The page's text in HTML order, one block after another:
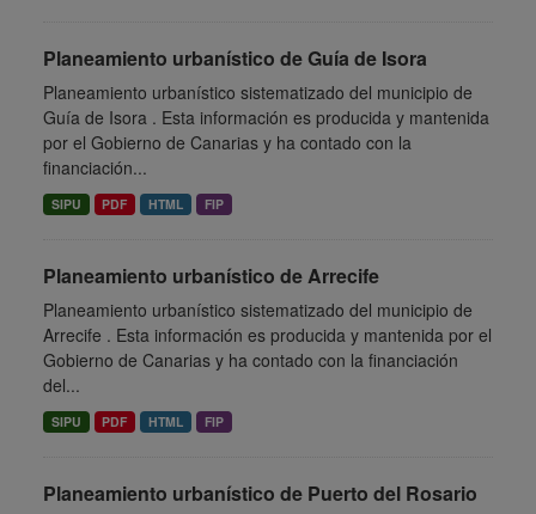
Planeamiento urbanístico de Guía de Isora
Planeamiento urbanístico sistematizado del municipio de
Guía de Isora . Esta información es producida y mantenida
por el Gobierno de Canarias y ha contado con la
financiación...
SIPU PDF HTML FIP
Planeamiento urbanístico de Arrecife
Planeamiento urbanístico sistematizado del municipio de
Arrecife . Esta información es producida y mantenida por el
Gobierno de Canarias y ha contado con la financiación
del...
SIPU PDF HTML FIP
Planeamiento urbanístico de Puerto del Rosario